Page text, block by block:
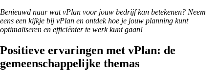
Benieuwd naar wat vPlan voor jouw bedrijf kan betekenen? Neem
eens een kijkje bij vPlan en ontdek hoe je jouw planning kunt
optimaliseren en efficiënter te werk kunt gaan!
Positieve ervaringen met vPlan: de
gemeenschappelijke themas